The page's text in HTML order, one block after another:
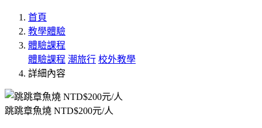
首頁
教學體驗
體驗課程
體驗課程 潮旅行 校外教學
詳細內容
跳跳章魚燒 NTD$200元/人